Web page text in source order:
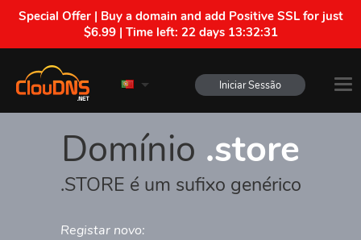
Special Offer | Buy a domain and add Positive SSL for just
$6.99 | Time left: 22 days 13:32:31
Iniciar Sessão
Domínio .store
.STORE é um sufixo genérico
Registar novo: